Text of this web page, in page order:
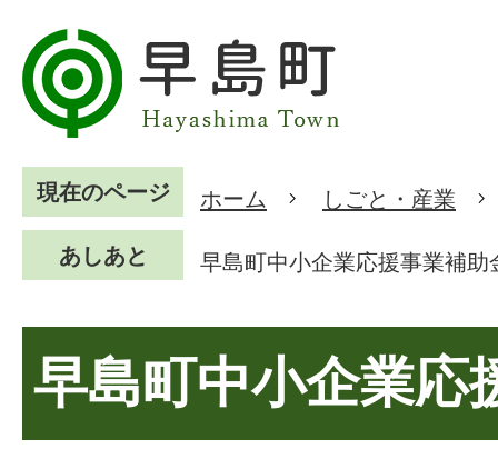
現在のページ ホーム しごと・産業
あしあと 早島町中小企業応援事業補助
早島町中小企業応